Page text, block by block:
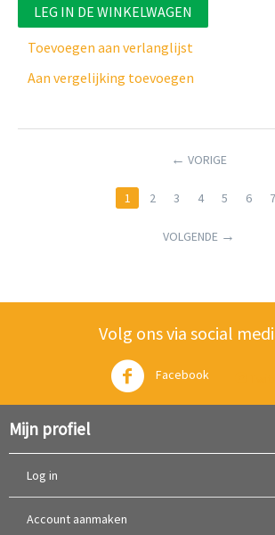
LEG IN DE WINKELWAGEN
Toevoegen aan verlanglijst
Aan vergelijking toevoegen
VORIGE
1 2 3 4 5 6 7
VOLGENDE
Volg ons via social
Facebook
Mijn profiel
Log in
Account aanmaken